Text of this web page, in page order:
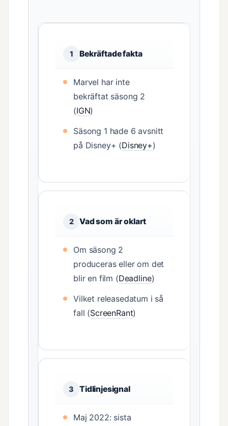
1 Bekräftade fakta
Marvel har inte
bekräftat säsong 2
(IGN)
Säsong 1 hade 6 avsnitt
på Disney+ (Disney+)
2 Vad som är oklart
Om säsong 2
produceras eller om det
blir en film (Deadline)
Vilket releasedatum i så
fall (ScreenRant)
3 Tidlinjesignal
Maj 2022: sista